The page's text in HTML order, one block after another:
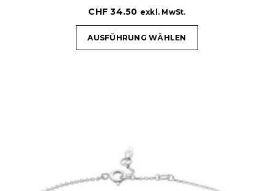
CHF 34.50 exkl. MwSt.
AUSFÜHRUNG WÄHLEN